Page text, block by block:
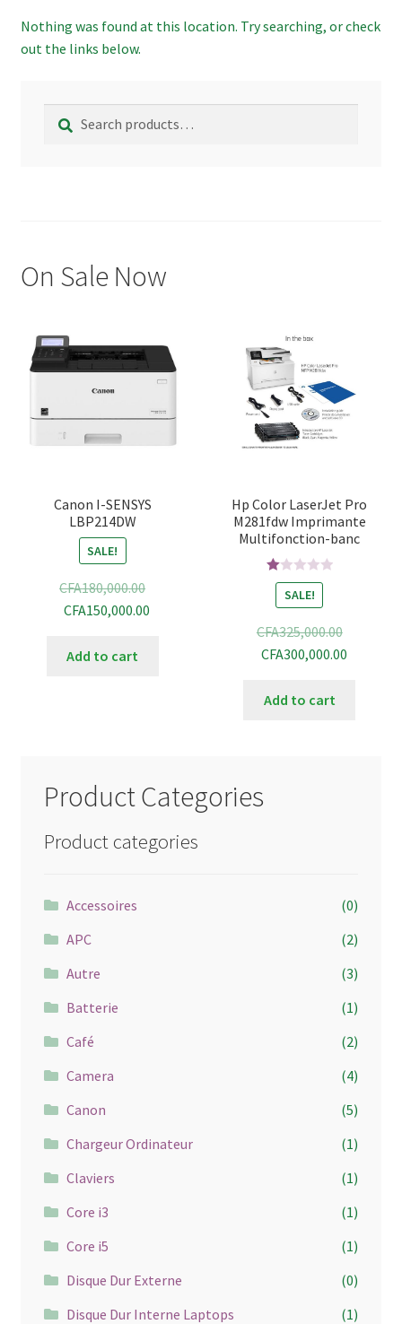
Ordinateur de Bureau
menu
Nothing was found at this location. Try searching, or check
out the links below.
for:
On Sale Now
Canon I-SENSYS
LBP214DW
SALE!
CFA180,000.00
CFA150,000.00
Add to cart
Hp Color LaserJet Pro
M281fdw Imprimante
Multifonction-banc
R
at
00
t
SALE!
CFA325,000.00
CFA300,000.00
Add to cart
Product Categories
Product categories
Accessoires
(0)
APC
(2)
Autre
(3)
Batterie
(1)
Café
(2)
Camera
(4)
Canon
(5)
Chargeur Ordinateur
(1)
Claviers
(1)
Core i3
(1)
Core i5
(1)
Disque Dur Externe
(0)
Disque Dur Interne Laptops
(1)